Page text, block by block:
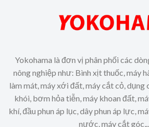
Yokohama là đơn vị phân phối các
nông nghiệp như: Bình xịt thuốc, máy
làm mát, máy xới đất, máy cắt cỏ, dụng
khói, bơm hỏa tiễn, máy khoan đất,
khí, đầu phun áp lục, dây phun áp lực,
nước, máy cắt